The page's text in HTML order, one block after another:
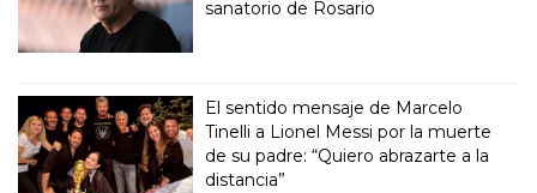
sanatorio de Rosario
El sentido mensaje de Marcelo
Tinelli a Lionel Messi por la muerte
de su padre: “Quiero abrazarte a la
distancia”